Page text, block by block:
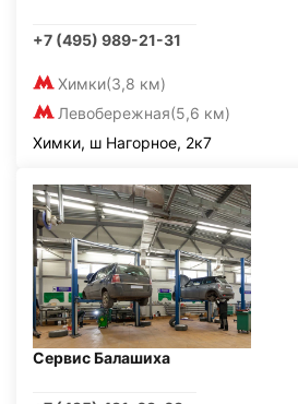
+7 (495) 989-21-31
Химки(3,8 км)
Левобережная(5,6 км)
Химки, ш Нагорное, 2к7
Сервис Балашиха